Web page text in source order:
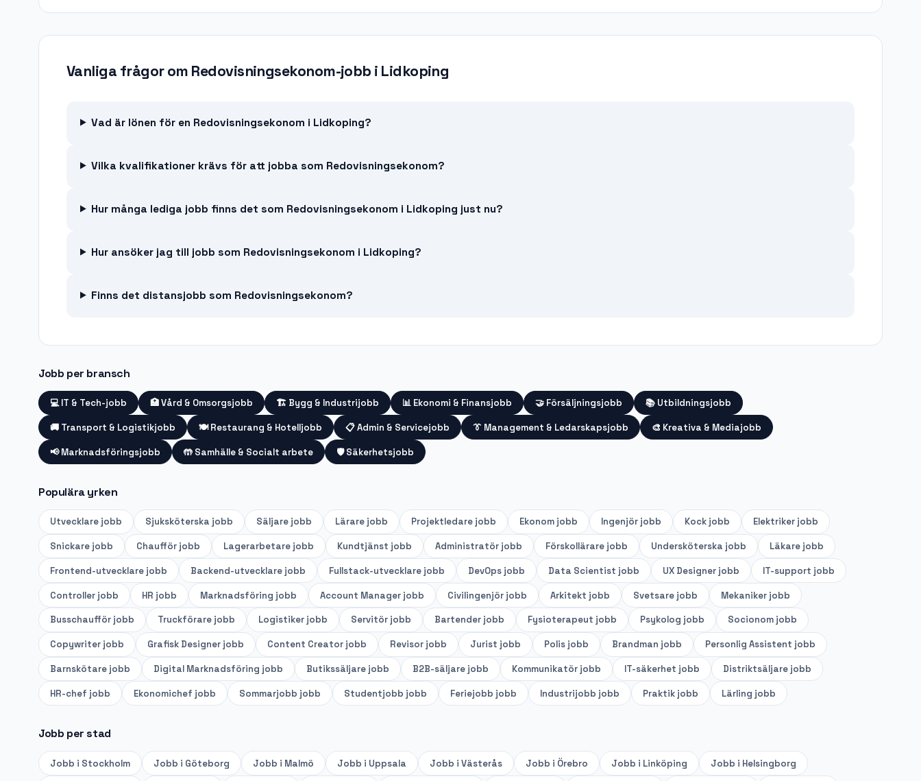
Vanliga frågor om Redovisningsekonom-jobb i Lidkoping
Vad är lönen för en Redovisningsekonom i Lidkoping?
Vilka kvalifikationer krävs för att jobba som Redovisningsekonom?
Hur många lediga jobb finns det som Redovisningsekonom i Lidkoping just nu?
Hur ansöker jag till jobb som Redovisningsekonom i Lidkoping?
Finns det distansjobb som Redovisningsekonom?
Jobb per bransch
💻 IT & Tech-jobb 🏥Vård & Omsorgsjobb 🏗️ Bygg & Industrijobb 📊 Ekonomi & Finansjobb 🤝 Försäljningsjobb 📚 Utbildningsjobb
🚚 Transport & Logistikjobb 🍽️ Restaurang & Hotelljobb 📋Admin & Servicejobb 👔 Management & Ledarskapsjobb 🎨 Kreativa & Mediajobb
📢 Marknadsföringsjobb 🤲 Samhälle & Socialt arbete 🛡️ Säkerhetsjobb
Populära yrken
Utvecklare jobb Sjuksköterska jobb Säljare jobb Lärare jobb Projektledare jobb Ekonom jobb Ingenjör jobb Kock jobb Elektriker jobb
Snickare jobb Chaufför jobb Lagerarbetare jobb Kundtjänst jobb Administratör jobb Förskollärare jobb Undersköterska jobb Läkare jobb
Frontend-utvecklare jobb Backend-utvecklare jobb Fullstack-utvecklare jobb DevOps jobb Data Scientist jobb UX Designer jobb IT-support jobb
Controller jobb HR jobb Marknadsföring jobb Account Manager jobb Civilingenjör jobb Arkitekt jobb Svetsare jobb Mekaniker jobb
Busschaufför jobb Truckförare jobb Logistiker jobb Servitör jobb Bartender jobb Fysioterapeut jobb Psykolog jobb Socionom jobb
Copywriter jobb Grafisk Designer jobb Content Creator jobb Revisor jobb Jurist jobb Polis jobb Brandman jobb Personlig Assistent jobb
Barnskötare jobb Digital Marknadsföring jobb Butikssäljare jobb B2B-säljare jobb Kommunikatör jobb IT-säkerhet jobb Distriktsäljare jobb
HR-chef jobb Ekonomichef jobb Sommarjobb jobb Studentjobb jobb Feriejobb jobb Industrijobb jobb Praktik jobb Lärling jobb
Jobb per stad
Jobb i Stockholm Jobb i Göteborg Jobb i Malmö Jobb i Uppsala Jobb i Västerås Jobb i Örebro Jobb i Linköping Jobb i Helsingborg